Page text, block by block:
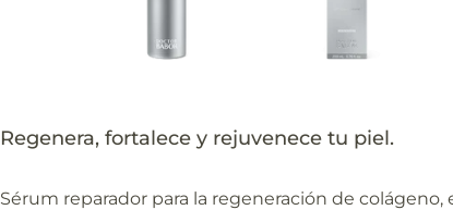
Regenera, fortalece y rejuvenece tu piel.
Sérum reparador para la regeneración de